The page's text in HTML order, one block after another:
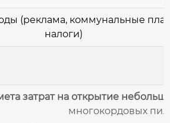
затрат на открытие
многокордовых пил
(реклама, коммунальные
налоги)